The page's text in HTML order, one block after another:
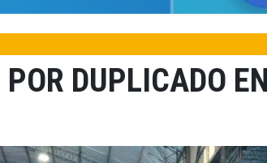
DUPLICADO EN